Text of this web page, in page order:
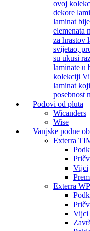
ovoj
dekore
laminat
elemenata
za hrastov
svijetao,
su ukusi
laminate u
kolekciji
laminat
posebnost
Podovi od pluta
Wicanders
Wise
Vanjske podne
Exterra
Vijci
Exterra
Vijci